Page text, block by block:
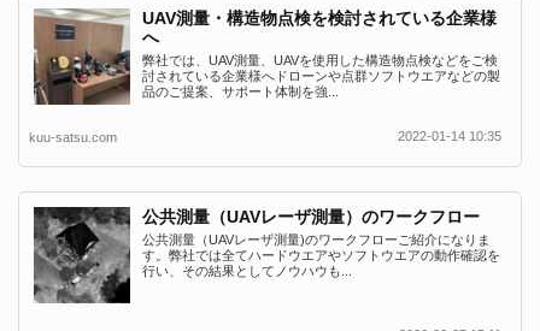
UAV測量・構造物点検を検討されている企業様
へ
弊社では、UAV測量、UAVを使用した構造物点検などをご検
討されている企業様へドローンや点群ソフトウエアなどの製
品のご提案、サポート体制を強...
kuu-satsu.com 2022-01-14 10:35
公共測量（UAVレーザ測量）のワークフロー
公共測量（UAVレーザ測量)のワークフローご紹介になりま
す。弊社では全てハードウエアやソフトウエアの動作確認を
行い、その結果としてノウハウも...